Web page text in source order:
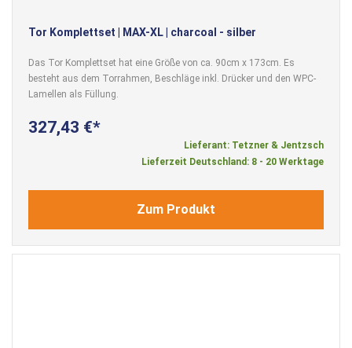
Tor Komplettset | MAX-XL | charcoal - silber
Das Tor Komplettset hat eine Größe von ca. 90cm x 173cm. Es
besteht aus dem Torrahmen, Beschläge inkl. Drücker und den WPC-
Lamellen als Füllung.
327,43 €
Lieferant: Tetzner & Jentzsch
Lieferzeit Deutschland: 8 - 20 Werktage
Zum Produkt